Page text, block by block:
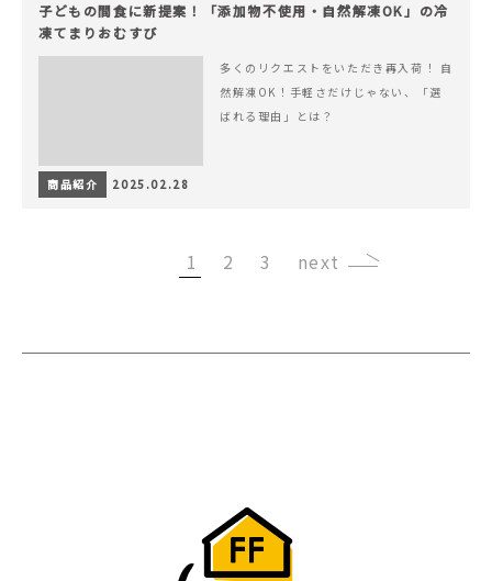
子どもの間食に新提案！「添加物不使用・自然解凍OK」の冷
凍てまりおむすび
多くのリクエストをいただき再入荷！ 自
然解凍OK！手軽さだけじゃない、「選
ばれる理由」とは？
商品紹介 2025.02.28
1 2 3 ›